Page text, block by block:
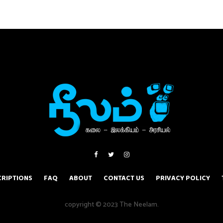
FAQ ABOUT CONTACT US PRIVACY POLICY
copyright © 2023 The Neelam.